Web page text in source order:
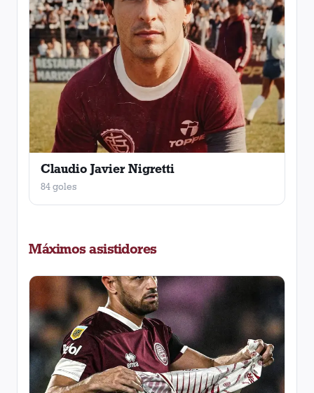
Claudio Javier Nigretti
84 goles
Máximos asistidores